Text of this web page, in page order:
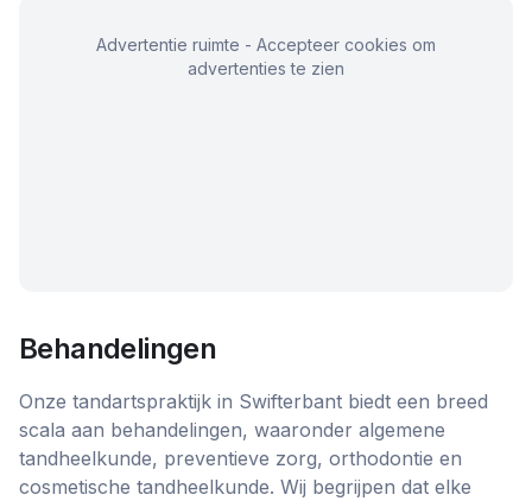
Advertentie ruimte - Accepteer cookies om
advertenties te zien
Behandelingen
Onze tandartspraktijk in Swifterbant biedt een breed
scala aan behandelingen, waaronder algemene
tandheelkunde, preventieve zorg, orthodontie en
cosmetische tandheelkunde. Wij begrijpen dat elke